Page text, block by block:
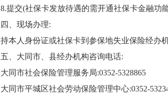
8.提交(社保卡发放待遇的需开通社保卡金融功能
四、现场办理:
持本人身份证或社保卡到参保地失业保险经办机
五、大同市、县经办机构咨询电话:
大同市社会保险管理服务局:0352-5328865
大同市平城区社会劳动保险管理中心:0352-